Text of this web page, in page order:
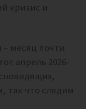
кризис и
месяц почти
апрель 2026-
так что следим